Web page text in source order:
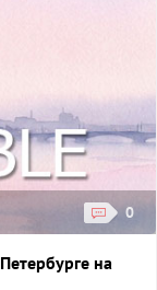
0
на